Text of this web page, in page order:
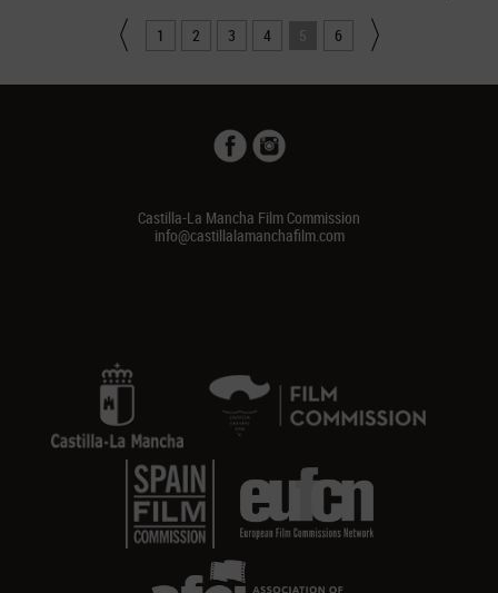
1 2 3 4 5 6
Castilla-La Mancha Film Commission
info@castillalamanchafilm.com